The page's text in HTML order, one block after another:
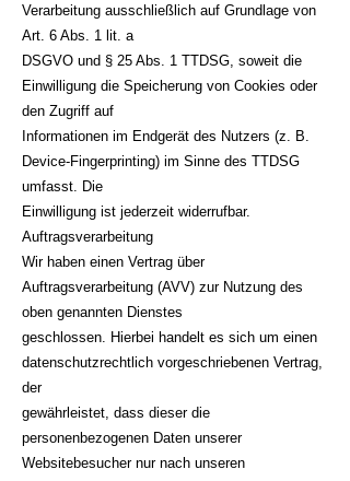
Verarbeitung ausschließlich auf Grundlage von
Art. 6 Abs. 1 lit. a
DSGVO und § 25 Abs. 1 TTDSG, soweit die
Einwilligung die Speicherung von Cookies oder
den Zugriff auf
Informationen im Endgerät des Nutzers (z. B.
Device-Fingerprinting) im Sinne des TTDSG
umfasst. Die
Einwilligung ist jederzeit widerrufbar.
Auftragsverarbeitung
Wir haben einen Vertrag über
Auftragsverarbeitung (AVV) zur Nutzung des
oben genannten Dienstes
geschlossen. Hierbei handelt es sich um einen
datenschutzrechtlich vorgeschriebenen Vertrag,
der
gewährleistet, dass dieser die
personenbezogenen Daten unserer
Websitebesucher nur nach unseren